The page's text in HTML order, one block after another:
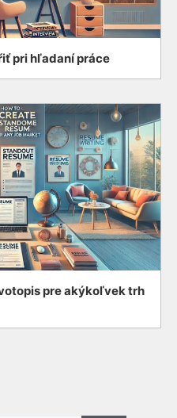
pri hľadaní práce
pre akýkoľvek trh